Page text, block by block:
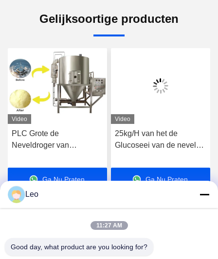
Gelijksoortige producten
Video
25kg/H van het de
Glucoseei van de nevel
Vloeibaar de Melkpoeder
die Machine 36KW maken
Ga Nu Praten.
Video
ISO9001 verklaarde
Kleine de Nevel
5kg/H voor Onmiddellijke
KoffiepoederGa Nu Praten.
Jiangsu Shengman Drying Equipment
Leo
11:27 AM
Good day, what product are you looking for?